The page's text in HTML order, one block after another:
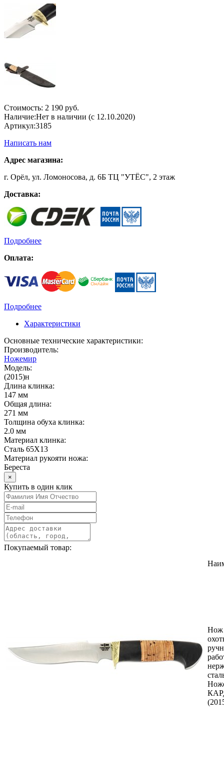
Стоимость: 2 190 руб.
Наличие:Нет в наличии (с 12.10.2020)
Артикул:3185
Написать нам
Адрес магазина:
г. Орёл, ул. Ломоносова, д. 6Б ТЦ "УТЁС", 2 этаж
Доставка:
Подробнее
Оплата:
Подробнее
Характеристики
Основные технические характеристики:
Производитель:
Ножемир
Модель:
(2015)н
Длина клинка:
147 мм
Общая длина:
271 мм
Толщина обуха клинка:
2.0 мм
Материал клинка:
Сталь 65Х13
Материал рукояти ножа:
Береста
×
Купить в один клик
Покупаемый товар:
Нож